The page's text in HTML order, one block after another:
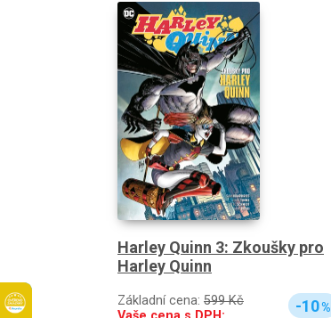
Harley Quinn 3: Zkoušky pro
Harley Quinn
Základní cena: 599 Kč
-10%